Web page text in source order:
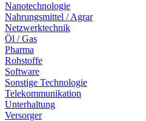
Nanotechnologie
Nahrungsmittel / Agrar
Netzwerktechnik
Öl / Gas
Pharma
Rohstoffe
Software
Sonstige Technologie
Telekommunikation
Unterhaltung
Versorger